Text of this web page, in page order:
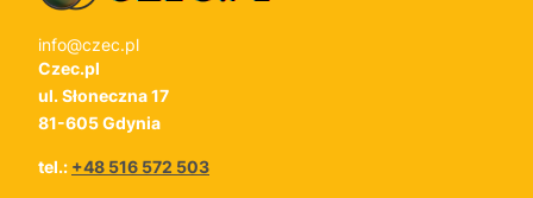
info@czec.pl
Czec.pl
ul. Słoneczna 17
81-605 Gdynia
tel.: +48 516 572 503